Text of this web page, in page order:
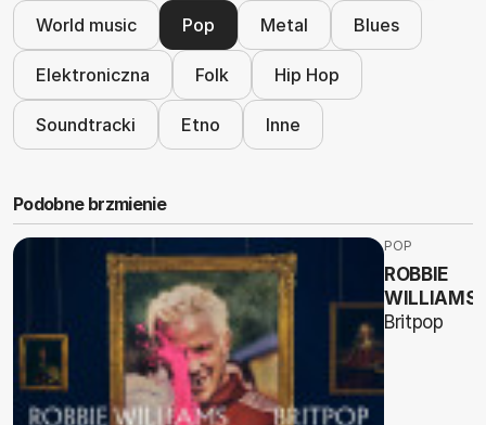
World music Pop Metal Blues
Elektroniczna Folk Hip Hop
Soundtracki Etno Inne
Podobne brzmienie
POP
ROBBIE
WILLIAMS
Britpop